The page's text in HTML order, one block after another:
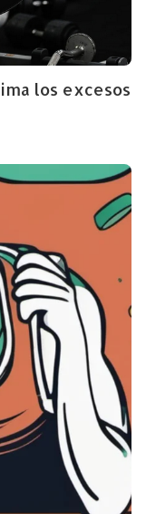
los excesos